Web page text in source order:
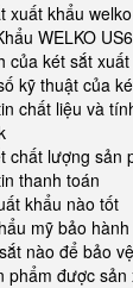
xuất khẩu
WELKO
của két sắt
kỹ thuật của
chất liệu và
chất lượng sản
thanh toán
khẩu nào tốt
mỹ bảo
nào để bảo
phẩm được